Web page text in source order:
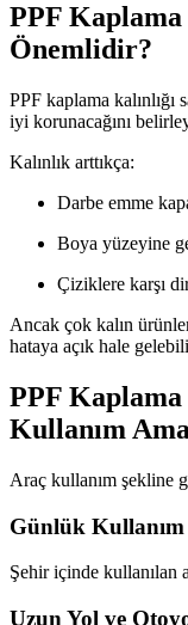
PPF Kaplama
Önemlidir?
PPF kaplama kalınlığı
iyi korunacağını
Kalınlık arttıkça:
Darbe emme
Boya yüzeyine
Çiziklere karşı
Ancak çok kalın
hataya açık hale
PPF
Kullanım
Araç kullanım şekline
Günlük Kullanım
Şehir içinde kullanılan
Uzun Yol ve